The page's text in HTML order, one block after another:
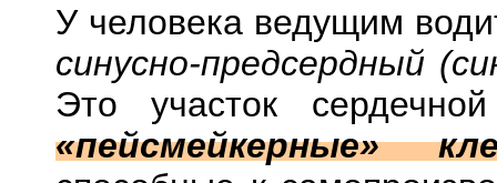
У человека ведущим
синусно-предсердный
Это участок
«пейсмейкерные»